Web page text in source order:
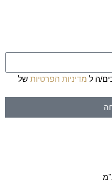
ה ל מדיניות הפרטיות של